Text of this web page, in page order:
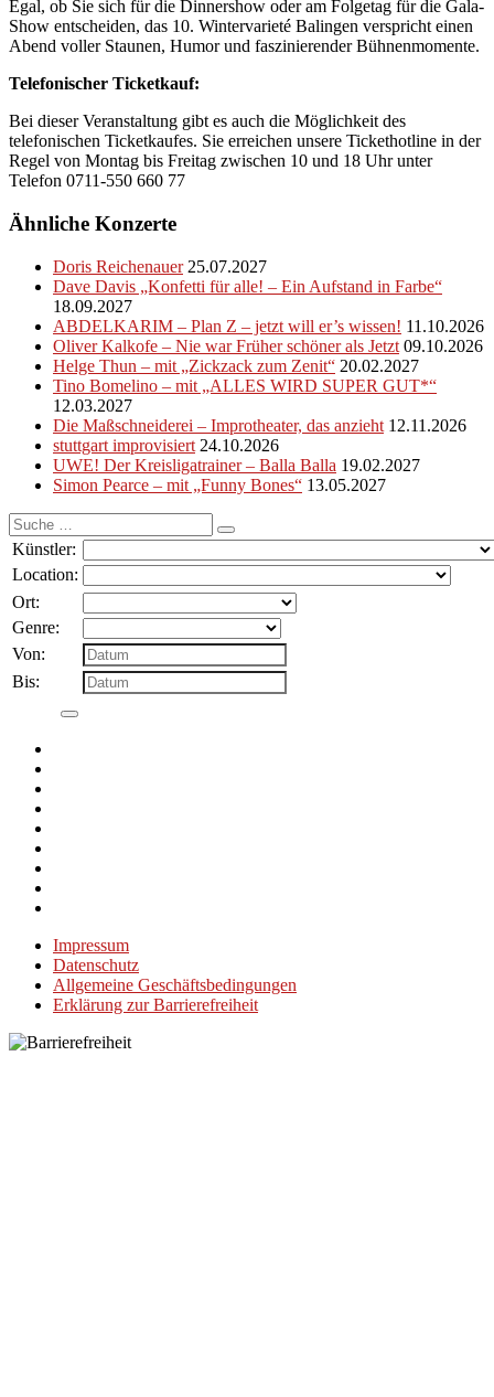
Egal, ob Sie sich für die Dinnershow oder am Folgetag für die Gala-
Show entscheiden, das 10. Wintervarieté Balingen verspricht einen
Abend voller Staunen, Humor und faszinierender Bühnenmomente.
Telefonischer Ticketkauf:
Bei dieser Veranstaltung gibt es auch die Möglichkeit des
telefonischen Ticketkaufes. Sie erreichen unsere Tickethotline in der
Regel von Montag bis Freitag zwischen 10 und 18 Uhr unter
Telefon 0711-550 660 77
Ähnliche Konzerte
Doris Reichenauer 25.07.2027
Dave Davis „Konfetti für alle! – Ein Aufstand in Farbe“
18.09.2027
ABDELKARIM – Plan Z – jetzt will er’s wissen! 11.10.2026
Oliver Kalkofe – Nie war Früher schöner als Jetzt 09.10.2026
Helge Thun – mit „Zickzack zum Zenit“ 20.02.2027
Tino Bomelino – mit „ALLES WIRD SUPER GUT*“
12.03.2027
Die Maßschneiderei – Improtheater, das anzieht 12.11.2026
stuttgart improvisiert 24.10.2026
UWE! Der Kreisligatrainer – Balla Balla 19.02.2027
Simon Pearce – mit „Funny Bones“ 13.05.2027
Suche
nach:
Künstler:
Location:
Ort:
Genre:
Von:
Bis:
Impressum
Datenschutz
Allgemeine Geschäftsbedingungen
Erklärung zur Barrierefreiheit